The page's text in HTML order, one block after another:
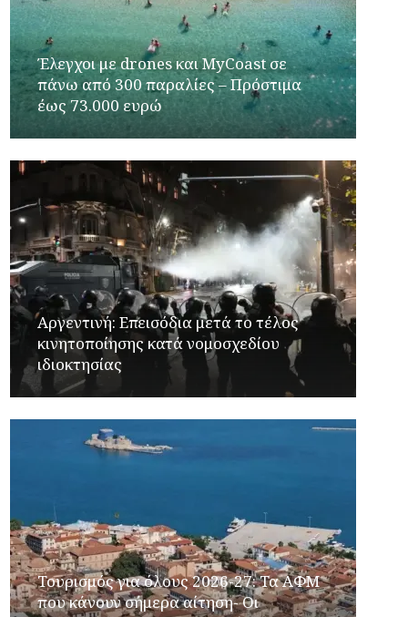
Έλεγχοι με drones και MyCoast σε
πάνω από 300 παραλίες – Πρόστιμα
έως 73.000 ευρώ
Αργεντινή: Επεισόδια μετά το τέλος
κινητοποίησης κατά νομοσχεδίου
ιδιοκτησίας
Τουρισμός για όλους 2026-27: Τα ΑΦΜ
που κάνουν σήμερα αίτηση- Οι